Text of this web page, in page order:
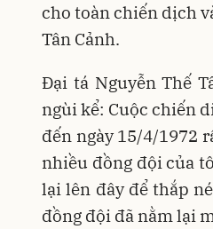
cho toàn chiến dịch
Tân Cảnh.
Đại tá Nguyễn Thế
ngùi kể: Cuộc chiến
đến ngày 15/4/1972
nhiều đồng đội của
lại lên đây để thắp
đồng đội đã nằm lại